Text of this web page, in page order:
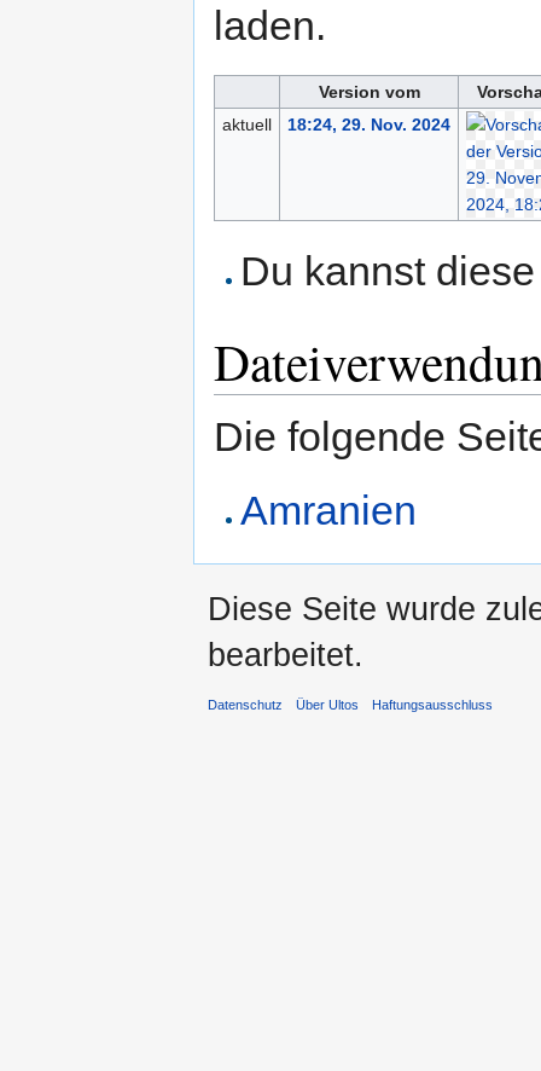
laden.
Version vom
aktuell
18:24, 29. Nov. 2024
Du kannst
Die folgende
Amranien
Diese Seite wurde
bearbeitet.
Datenschutz Über Ultos Haftungsausschluss